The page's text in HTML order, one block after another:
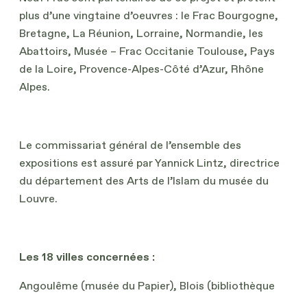
plus d’une vingtaine d’oeuvres : le Frac Bourgogne,
Bretagne, La Réunion, Lorraine, Normandie, les
Abattoirs, Musée – Frac Occitanie Toulouse, Pays
de la Loire, Provence-Alpes-Côté d’Azur, Rhône
Alpes.
Le commissariat général de l’ensemble des
expositions est assuré par Yannick Lintz, directrice
du département des Arts de l’Islam du musée du
Louvre.
Les 18 villes concernées :
Angoulême (musée du Papier), Blois (bibliothèque